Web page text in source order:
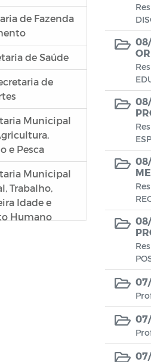
de Fazenda
de Saúde
de
Municipal
e Pesca
Municipal
Trabalho,
Idade e
Humano